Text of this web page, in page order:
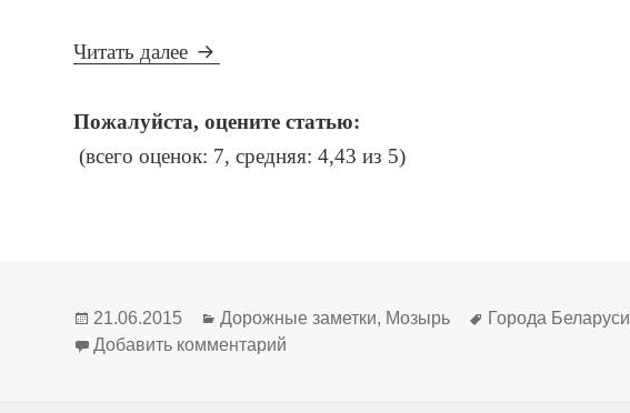
Читать далее Мозырь, привет!
Пожалуйста, оцените статью:
(всего оценок: 7, средняя: 4,43 из 5)
Опубликовано
21.06.2015 Рубрики
Дорожные заметки, Мозырь Метки
Города Беларуси
Добавить комментарий